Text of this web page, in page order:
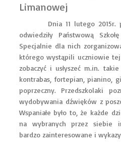
Limanowej
Dnia 11 lutego 2015r.
odwiedziły Państwową
Specjalnie dla nich
którego wystąpili uczniowie tej
zobaczyć i usłyszeć m.in.
kontrabas, fortepian, pianino,
poprzeczny. Przedszkolaki
wydobywania dźwięków z
Wspaniałe było to, że każde
na wybranych przez siebie
bardzo zainteresowane i